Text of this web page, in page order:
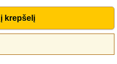
į krepšelį